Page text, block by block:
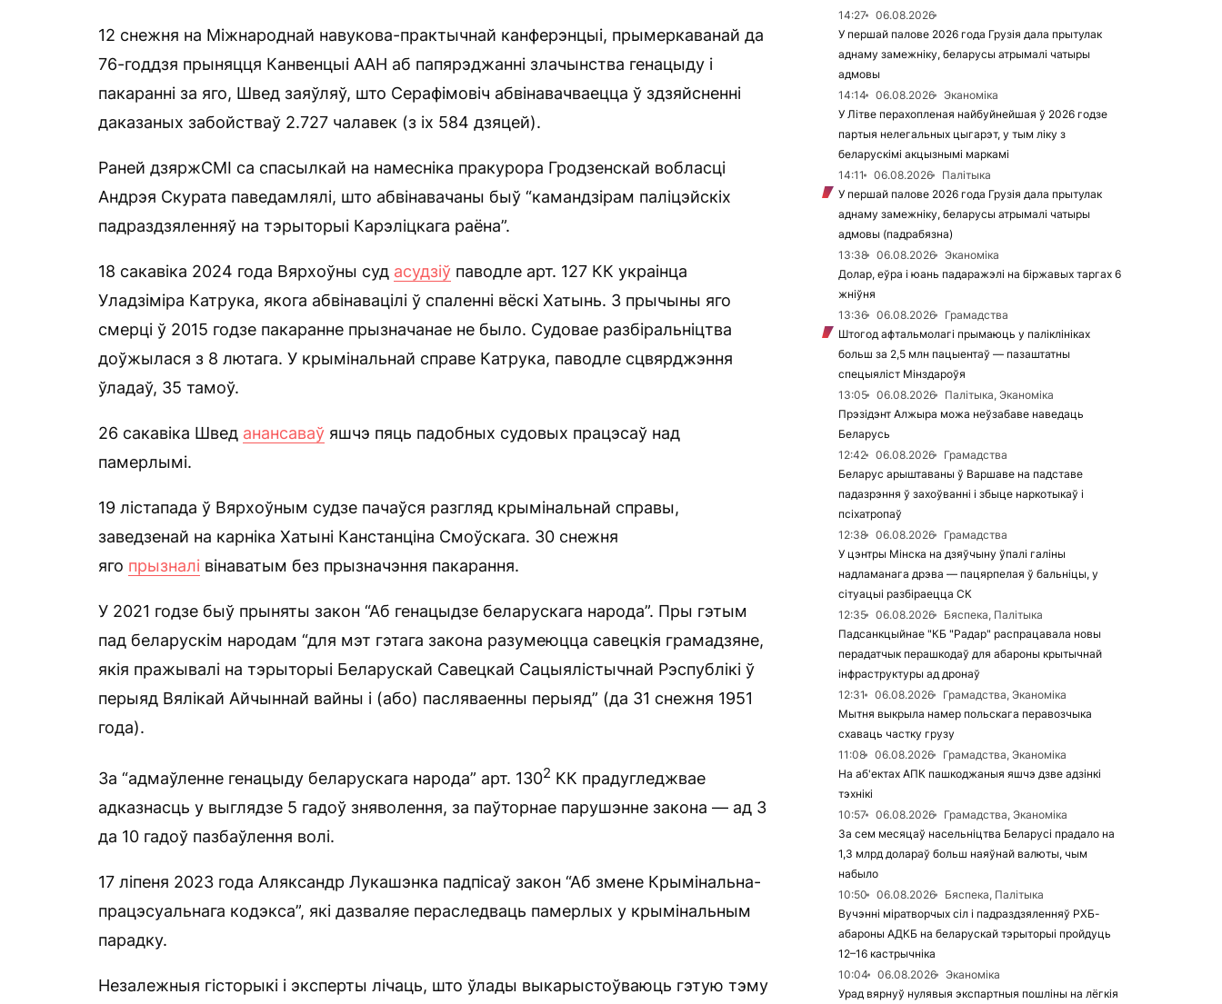
12 снежня на Міжнароднай навукова-практычнай канферэнцыі, прымеркаванай да
76-годдзя прыняцця Канвенцыі ААН аб папярэджанні злачынства генацыду і
пакаранні за яго, Швед заяўляў, што Серафімовіч абвінавачваецца ў здзяйсненні
даказаных забойстваў 2.727 чалавек (з іх 584 дзяцей).
Раней дзяржСМІ са спасылкай на намесніка пракурора Гродзенскай вобласці
Андрэя Скурата паведамлялі, што абвінавачаны быў “камандзірам паліцэйскіх
падраздзяленняў на тэрыторыі Карэліцкага раёна”.
18 сакавіка 2024 года Вярхоўны суд асудзіў паводле арт. 127 КК украінца
Уладзіміра Катрука, якога абвінавацілі ў спаленні вёскі Хатынь. З прычыны яго
смерці ў 2015 годзе пакаранне прызначанае не было. Судовае разбіральніцтва
доўжылася з 8 лютага. У крымінальнай справе Катрука, паводле сцвярджэння
ўладаў, 35 тамоў.
26 сакавіка Швед анансаваў яшчэ пяць падобных судовых працэсаў над
памерлымі.
19 лістапада ў Вярхоўным судзе пачаўся разгляд крымінальнай справы,
заведзенай на карніка Хатыні Канстанціна Смоўскага. 30 снежня
яго прызналі вінаватым без прызначэння пакарання.
У 2021 годзе быў прыняты закон “Аб генацыдзе беларускага народа”. Пры гэтым
пад беларускім народам “для мэт гэтага закона разумеюцца савецкія грамадзяне,
якія пражывалі на тэрыторыі Беларускай Савецкай Сацыялістычнай Рэспублікі ў
перыяд Вялікай Айчыннай вайны і (або) пасляваенны перыяд” (да 31 снежня 1951
года).
За “адмаўленне генацыду беларускага народа” арт. 1302 КК прадугледжвае
адказнасць у выглядзе 5 гадоў зняволення, за паўторнае парушэнне закона — ад 3
да 10 гадоў пазбаўлення волі.
17 ліпеня 2023 года Аляксандр Лукашэнка падпісаў закон “Аб змене Крымінальна-
працэсуальнага кодэкса”, які дазваляе пераследваць памерлых у крымінальным
парадку.
Незалежныя гісторыкі і эксперты лічаць, што ўлады выкарыстоўваюць гэтую тэму
14:27
06.08.2026
У першай палове 2026 года Грузія дала прытулак
аднаму замежніку, беларусы атрымалі чатыры
адмовы
14:14
06.08.2026
Эканоміка
У Літве перахопленая найбуйнейшая ў 2026 годзе
партыя нелегальных цыгарэт, у тым ліку з
беларускімі акцызнымі маркамі
14:11
06.08.2026
Палітыка
У першай палове 2026 года Грузія дала прытулак
аднаму замежніку, беларусы атрымалі чатыры
адмовы (падрабязна)
13:38
06.08.2026
Эканоміка
Долар, еўра і юань падаражэлі на біржавых таргах 6
жніўня
13:36
06.08.2026
Грамадства
Штогод афтальмолагі прымаюць у паліклініках
больш за 2,5 млн пацыентаў — пазаштатны
спецыяліст Мінздароўя
13:05
06.08.2026
Палітыка, Эканоміка
Прэзідэнт Алжыра можа неўзабаве наведаць
Беларусь
12:42
06.08.2026
Грамадства
Беларус арыштаваны ў Варшаве на падставе
падазрэння ў захоўванні і збыце наркотыкаў і
псіхатропаў
12:38
06.08.2026
Грамадства
У цэнтры Мінска на дзяўчыну ўпалі галіны
надламанага дрэва — пацярпелая ў бальніцы, у
сітуацыі разбіраецца СК
12:35
06.08.2026
Бяспека, Палітыка
Падсанкцыйнае "КБ "Радар" распрацавала новы
перадатчык перашкодаў для абароны крытычнай
інфраструктуры ад дронаў
12:31
06.08.2026
Грамадства, Эканоміка
Мытня выкрыла намер польскага перавозчыка
схаваць частку грузу
11:08
06.08.2026
Грамадства, Эканоміка
На аб'ектах АПК пашкоджаныя яшчэ дзве адзінкі
тэхнікі
10:57
06.08.2026
Грамадства, Эканоміка
За сем месяцаў насельніцтва Беларусі прадало на
1,3 млрд долараў больш наяўнай валюты, чым
набыло
10:50
06.08.2026
Бяспека, Палітыка
Вучэнні міратворчых сіл і падраздзяленняў РХБ-
абароны АДКБ на беларускай тэрыторыі пройдуць
12–16 кастрычніка
10:04
06.08.2026
Эканоміка
Урад вярнуў нулявыя экспартныя пошліны на лёгкія